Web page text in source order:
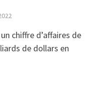
chiffre d’affaires de
de dollars en